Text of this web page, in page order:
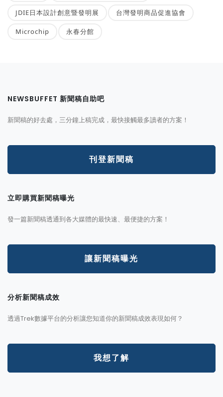
JDIE日本設計創意暨發明展 台灣發明商品促進協會
Microchip 永春分館
NEWSBUFFET 新聞稿自助吧
新聞稿的好去處，三分鐘上稿完成，最快接觸最多讀者的方案！
刊登新聞稿
立即購買新聞稿曝光
發一篇新聞稿透通到各大媒體的最快速、最便捷的方案！
讓新聞稿曝光
分析新聞稿成效
透過Trek數據平台的分析讓您知道你的新聞稿成效表現如何？
我想了解